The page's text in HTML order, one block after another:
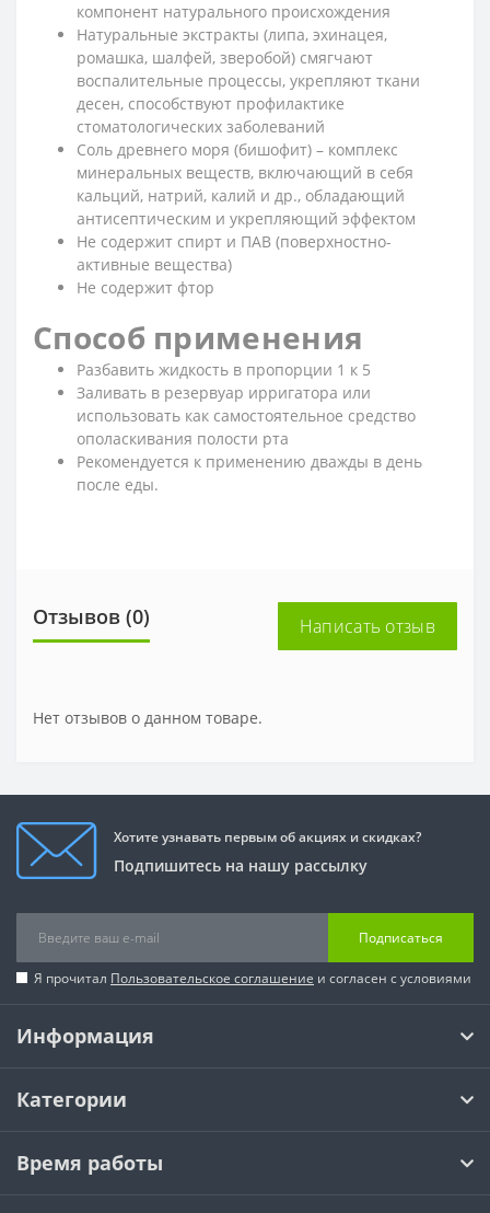
компонент натурального происхождения
Натуральные экстракты (липа, эхинацея,
ромашка, шалфей, зверобой) смягчают
воспалительные процессы, укрепляют ткани
десен, способствуют профилактике
стоматологических заболеваний
Соль древнего моря (бишофит) – комплекс
минеральных веществ, включающий в себя
кальций, натрий, калий и др., обладающий
антисептическим и укрепляющий эффектом
Не содержит спирт и ПАВ (поверхностно-
активные вещества)
Не содержит фтор
Способ применения
Разбавить жидкость в пропорции 1 к 5
Заливать в резервуар ирригатора или
использовать как самостоятельное средство
ополаскивания полости рта
Рекомендуется к применению дважды в день
после еды.
Отзывов (0) Написать отзыв
Нет отзывов о данном товаре.
Хотите узнавать первым об акциях и скидках?
Подпишитесь на нашу рассылку
Подписаться
Я прочитал Пользовательское соглашение и согласен с условиями
Информация
Категории
Время работы